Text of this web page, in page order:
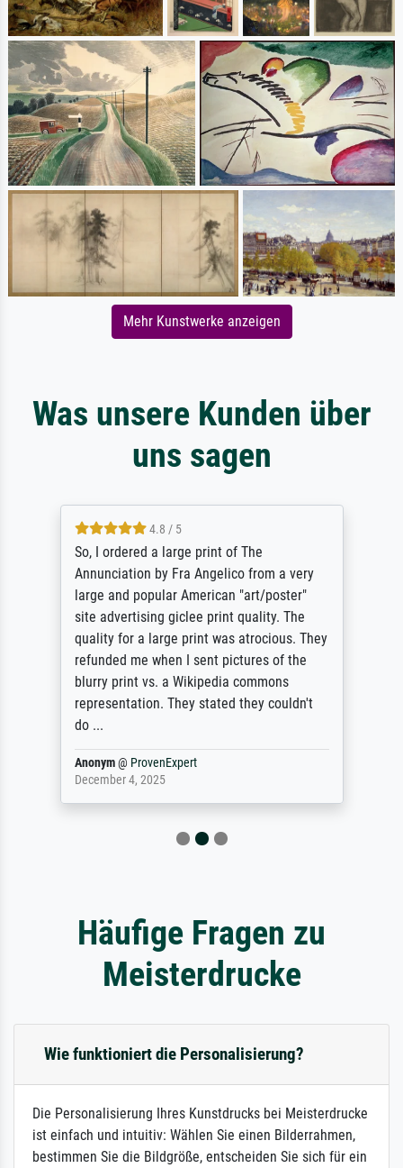
Mehr Kunstwerke anzeigen
Was unsere Kunden über
uns sagen
4.8 / 5
So, I ordered a large print of The
Annunciation by Fra Angelico from a very
large and popular American "art/poster"
site advertising giclee print quality. The
quality for a large print was atrocious. They
refunded me when I sent pictures of the
blurry print vs. a Wikipedia commons
representation. They stated they couldn't
do ...
Anonym@ ProvenExpert
December 4, 2025
Häufige Fragen zu
Meisterdrucke
Wie funktioniert die Personalisierung?
Die Personalisierung Ihres Kunstdrucks bei Meisterdrucke
ist einfach und intuitiv: Wählen Sie einen Bilderrahmen,
bestimmen Sie die Bildgröße, entscheiden Sie sich für ein